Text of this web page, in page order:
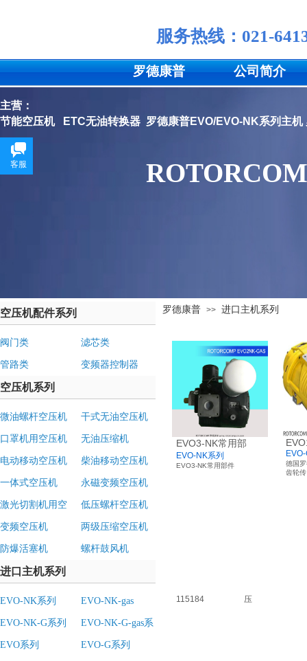
服务热线： 021-
罗德康普 公司简介
主营：
节能空压机
ETC无油转换器 罗德康普EVO/EVO-NK系列主机
空压机配件系列
阀门类 滤芯类
管路类 变频器控制器
空压机系列
微油螺杆空压机 干式无油空压机
口罩机用空压机 无油压缩机
电动移动空压机 柴油移动空压机
一体式空压机 永磁变频空压机
激光切割机用空
压机
低压螺杆空压机
变频空压机 两级压缩空压机
防爆活塞机 螺杆鼓风机
进口主机系列
EVO-NK系列 EVO-NK-gas
EVO-NK-G系列
EVO-NK-G-gas系
EVO系列 EVO-G系列
罗德康普 >> 进口主机系列
EVO3-NK常用部
EVO-NK系列
EVO3-NK常用部件
115184 压
德国
齿轮传
客服